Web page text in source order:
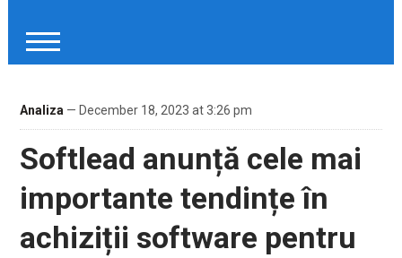
Analiza— December 18, 2023 at 3:26 pm
Softlead anunță cele mai
importante tendințe în
achiziții software pentru